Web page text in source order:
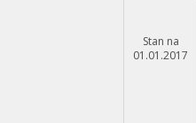
Stan na
01.01.2017